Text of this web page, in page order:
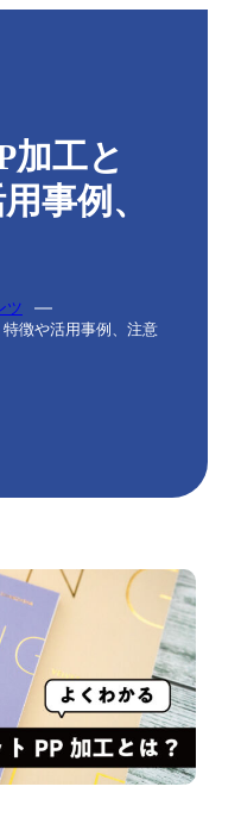
加工と
事例、
ツ
特徴や活用事例、注意